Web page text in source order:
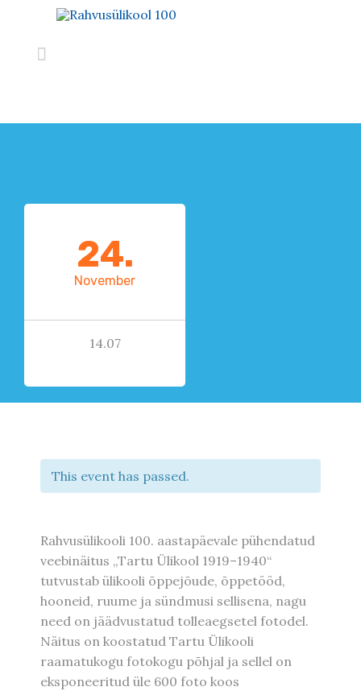

24.
November
14.07
This event has passed.
Rahvusülikooli 100. aastapäevale pühendatud
veebinäitus „Tartu Ülikool 1919–1940“
tutvustab ülikooli õppejõude, õppetööd,
hooneid, ruume ja sündmusi sellisena, nagu
need on jäädvustatud tolleaegsetel fotodel.
Näitus on koostatud Tartu Ülikooli
raamatukogu fotokogu põhjal ja sellel on
eksponeeritud üle 600 foto koos